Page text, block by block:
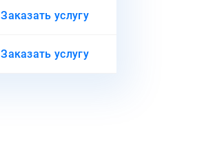
Заказать услугу
Заказать услугу